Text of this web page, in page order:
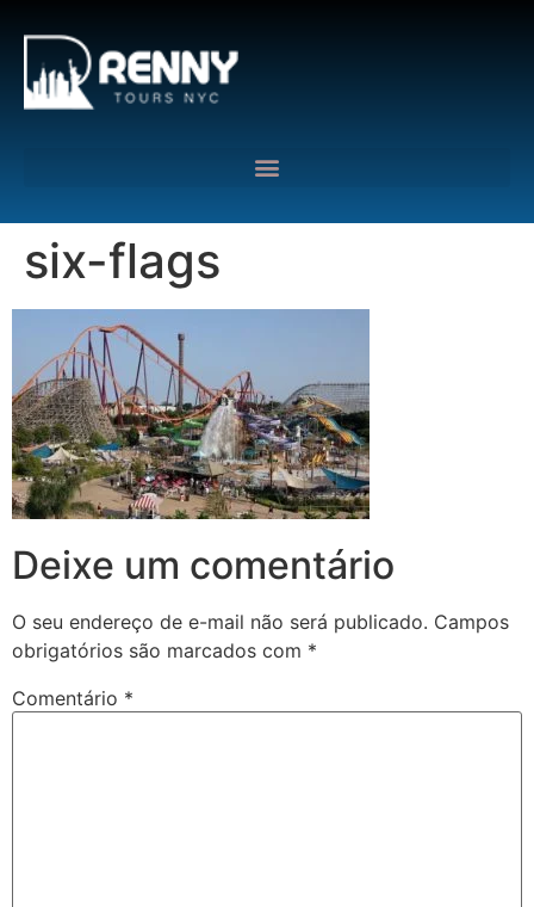
six-flags
Deixe um comentário
O seu endereço de e-mail não será publicado. Campos
obrigatórios são marcados com *
Comentário *